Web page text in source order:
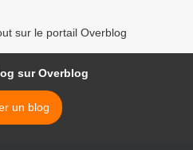
sur le portail Overblog
sur Overblog
un blog